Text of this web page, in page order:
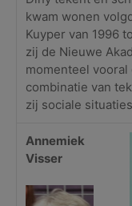
kwam wonen
Kuyper van 1996
zij de Nieuwe
momenteel
combinatie van
zij sociale
Annemiek
Visser